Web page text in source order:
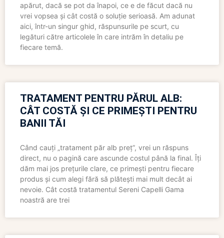
apărut, dacă se pot da înapoi, ce e de făcut dacă nu
vrei vopsea și cât costă o soluție serioasă. Am adunat
aici, într-un singur ghid, răspunsurile pe scurt, cu
legături către articolele în care intrăm în detaliu pe
fiecare temă.
TRATAMENT PENTRU PĂRUL ALB:
CÂT COSTĂ ȘI CE PRIMEȘTI PENTRU
BANII TĂI
Când cauți „tratament păr alb preț”, vrei un răspuns
direct, nu o pagină care ascunde costul până la final. Îți
dăm mai jos prețurile clare, ce primești pentru fiecare
produs și cum alegi fără să plătești mai mult decât ai
nevoie. Cât costă tratamentul Sereni Capelli Gama
noastră are trei